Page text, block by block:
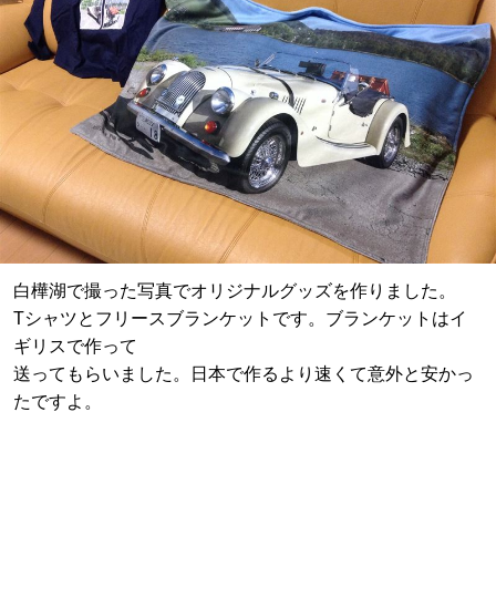
白樺湖で撮った写真でオリジナルグッズを作りました。
Tシャツとフリースブランケットです。ブランケットはイ
ギリスで作って
送ってもらいました。日本で作るより速くて意外と安かっ
たですよ。